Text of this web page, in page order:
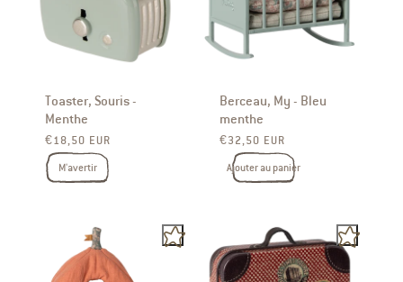
Toaster, Souris -
Menthe
Prix ​​habituel
€18,50 EUR
M'avertir
Berceau, My - Bleu
menthe
Prix ​​habituel
€32,50 EUR
Ajouter au panier